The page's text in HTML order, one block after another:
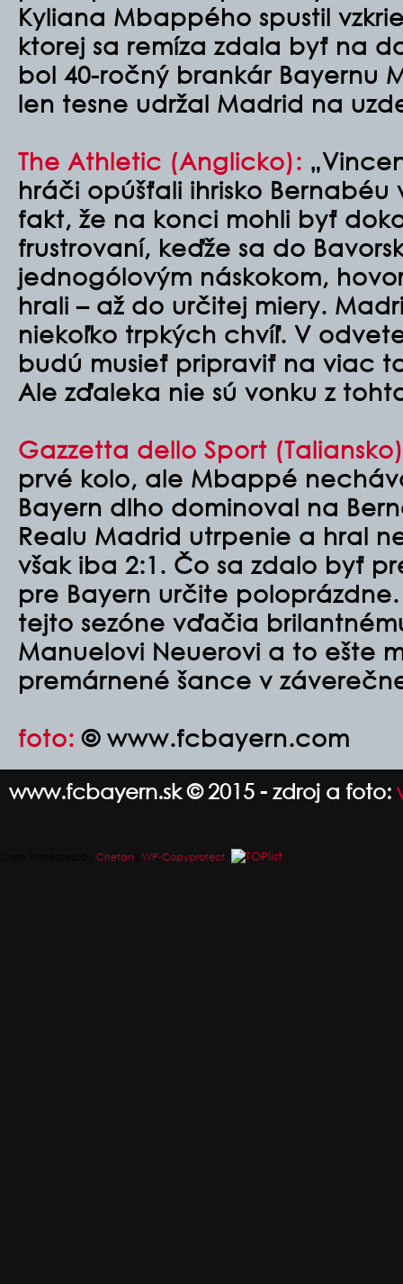
Kyliana Mbappého spustil
ktorej sa remíza zdala byť na
bol 40-ročný brankár Bayernu
len tesne udržal Madrid na
The Athletic (Anglicko):
hráči opúšťali ihrisko
fakt, že na konci mohli byť
frustrovaní, keďže sa do
jednogólovým náskokom,
hrali – až do určitej miery.
niekoľko trpkých chvíľ. V
budú musieť pripraviť na viac
Ale zďaleka nie sú vonku z
Gazzetta dello Sport (Taliansko)
prvé kolo, ale Mbappé
Bayern dlho dominoval na
Realu Madrid utrpenie a hral
však iba 2:1. Čo sa zdalo byť
pre Bayern určite poloprázdne.
tejto sezóne vďačia
Manuelovi Neuerovi a to ešte
premárnené šance v
foto: © www.fcbayern.com
www.fcbayern.sk © 2015 - zdroj a foto:
Chetan WP-Copyprotect